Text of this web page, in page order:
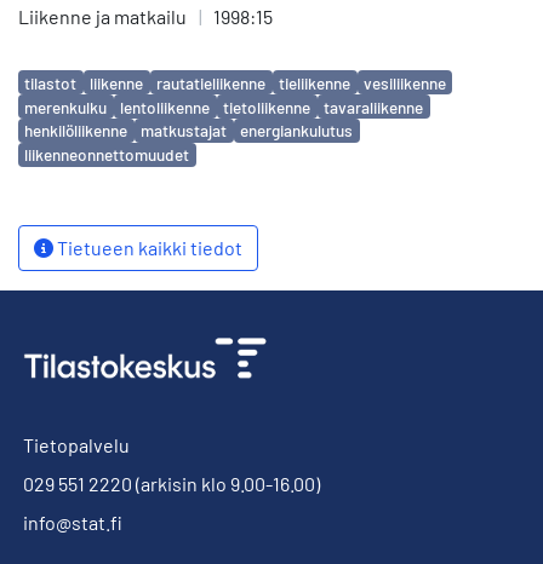
Liikenne ja matkailu | 1998:15
Avainsanat
tilastot liikenne rautatieliikenne tieliikenne
vesiliikenne
merenkulku
lentoliikenne tietoliikenne
tavaraliikenne
henkilöliikenne
matkustajat
energiankulutus
liikenneonnettomuudet
Tietueen kaikki tiedot
Tietopalvelu
029 551 2220 (arkisin klo 9.00-16.00)
info@stat.fi